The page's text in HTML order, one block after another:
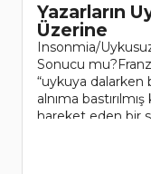
Yazarların
Üzerine
Insonmia/
Sonucu
“uykuya
alnıma
hareket eden bir